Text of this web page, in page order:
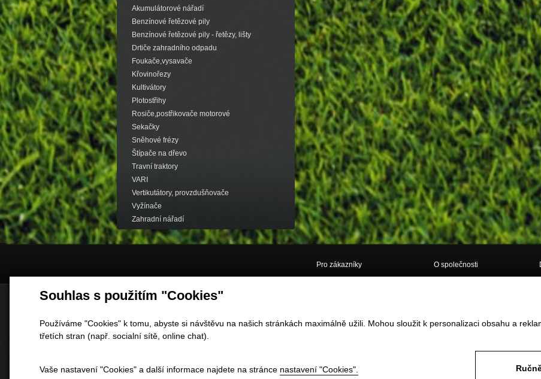
Souhlas s použitím "Cookies"
Používáme "Cookies" k tomu, abyste si návštěvu na našich stránkách maximálně užili. Mohou sloužit k personalizaci obsahu a
třetích stran (např. socialní sítě, online chat).
Vaše nastavení "Cookies" a další informace najdete na stránce nastavení "Cookies".
Akumulátorové nářadí
Benzínové řetězové pily
Benzínové řetězové pily - řetězy, lišty
Drtiče zahradního odpadu
Foukače,vysavače
Křovinořezy
Kultivátory
Plotostřihy
Rosiče,postřikovače motorové
Sekačky
Sněhové frézy
Štípače na dřevo
Travní traktory
VARI
Vertikutátory, provzdušňovače
Vyžínače
Zahradní nářadí
Pro zákazníky
Vrácení zboží do 14ti dnů
Odstoupení od smlouvy ONLINE
O společnosti